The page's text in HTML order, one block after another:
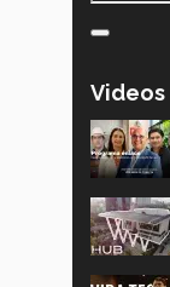
Videos